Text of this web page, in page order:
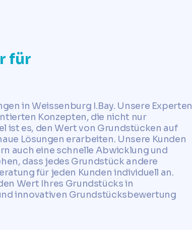
für
in Weissenburg I.Bay. Unsere Experten
Konzepten, die nicht nur
ist es, den Wert von Grundstücken auf
Lösungen erarbeiten. Unsere Kunden
auch eine schnelle Abwicklung und
dass jedes Grundstück andere
für jeden Kunden individuell an.
Wert Ihres Grundstücks in
innovativen Grundstücksbewertung